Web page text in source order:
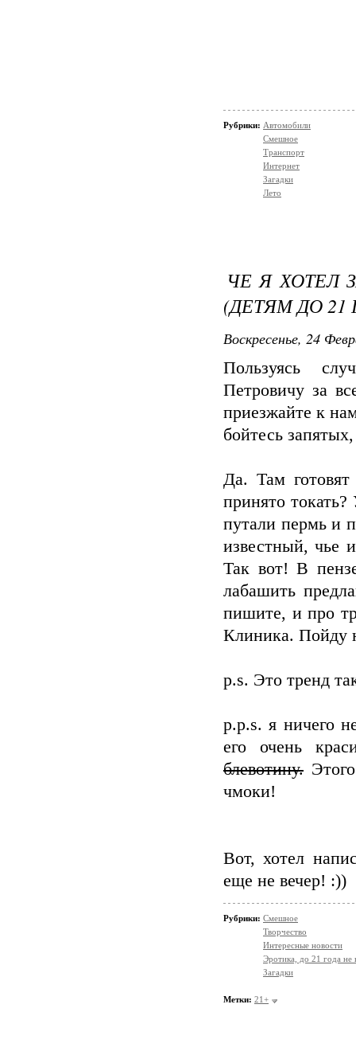
Рубрики: Автомобили
Смешное
Транспорт
Интернет
Загадки
Лето
ЧЕ Я ХОТЕЛ
(ДЕТЯМ ДО
Воскресенье, 24
Пользуясь
Петровичу за
приезжайте к
бойтесь
Да. Там
принято
путали пермь и
известный, чье
Так вот! В
лабашить
пишите, и про
Клиника. Пойду
p.s. Это тренд
p.p.s. я ничего
его очень
блевотину.
чмоки!
Вот, хотел
еще не вечер! :))
Рубрики: Смешное
Творчество
Интересные новости
Эротика, до 21 года не
Загадки
Метки: 21+